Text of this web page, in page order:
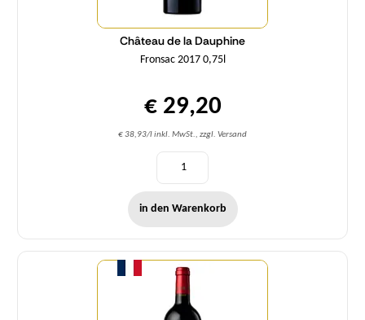
Château de la Dauphine
Fronsac 2017 0,75l
€ 29,20
€ 38,93/l inkl. MwSt., zzgl. Versand
in den Warenkorb
Menge